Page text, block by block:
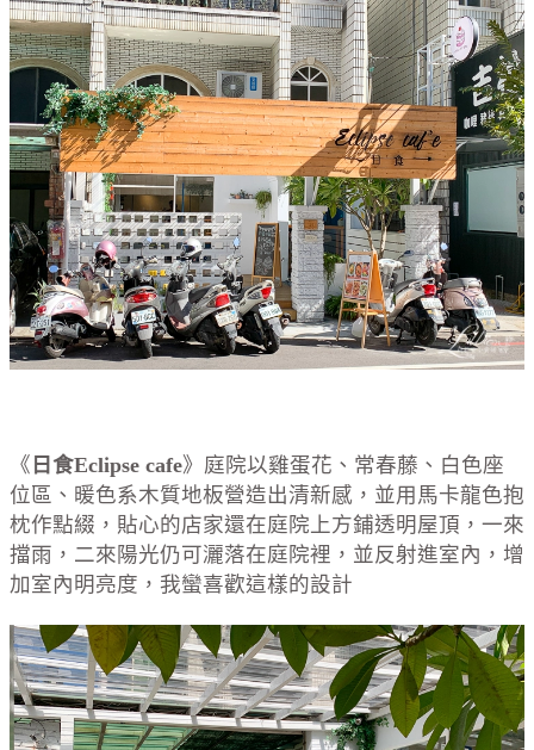
《 日食Eclipse cafe》庭院以雞蛋花、常春藤、白色座
位區、暖色系木質地板營造出清新感，並用馬卡龍色抱
枕作點綴，貼心的店家還在庭院上方鋪透明屋頂，一來
擋雨，二來陽光仍可灑落在庭院裡，並反射進室內，增
加室內明亮度，我蠻喜歡這樣的設計